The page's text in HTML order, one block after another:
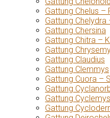
Gattung Chelus –
Gattung
Gattung Chersina
Gattung Chitra –
Gattung
Gattung Claudius
Gattung Clemmys
Gattung Cuora –
Gattung
Gattung
Gattung